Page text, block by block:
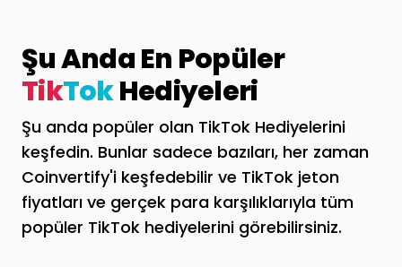
Şu Anda En Popüler
TikTokHediyeleri
Şu anda popüler olan TikTok Hediyelerini
keşfedin. Bunlar sadece bazıları, her zaman
Coinvertify'i keşfedebilir ve TikTok jeton
fiyatları ve gerçek para karşılıklarıyla tüm
popüler TikTok hediyelerini görebilirsiniz.